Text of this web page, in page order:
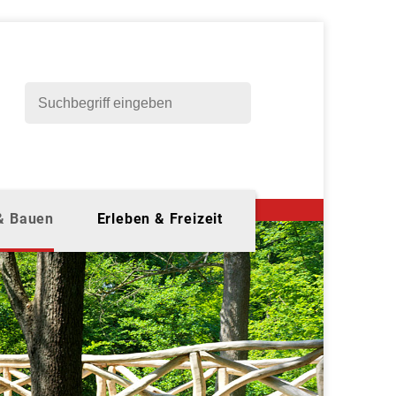
Bauen Erleben & Freizeit